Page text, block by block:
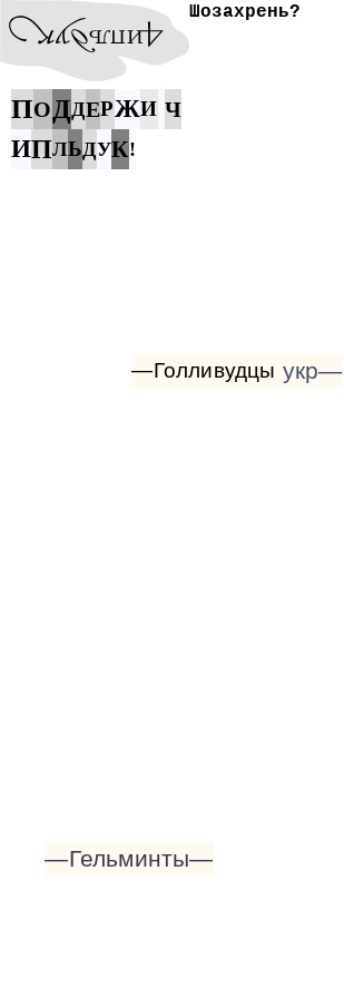
Шозахрень?
ПОДДЕРЖИ Ч
ИПЛЬДУК!
—Голливудцы укр—
—Гельминты—